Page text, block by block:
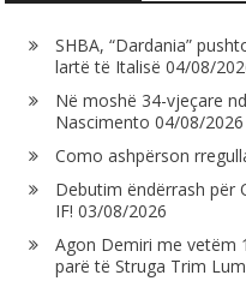
SHBA, “Dardania”
lartë të Italisë 04/08/
Në moshë 34-vjeçare
Nascimento 04/08/2026
Como ashpërson
Debutim ëndërrash për
IF! 03/08/2026
Agon Demiri me vetëm
parë të Struga Trim Lum